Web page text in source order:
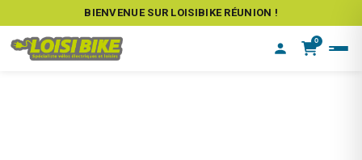
BIENVENUE SUR LOISIBIKE RÉUNION !
0